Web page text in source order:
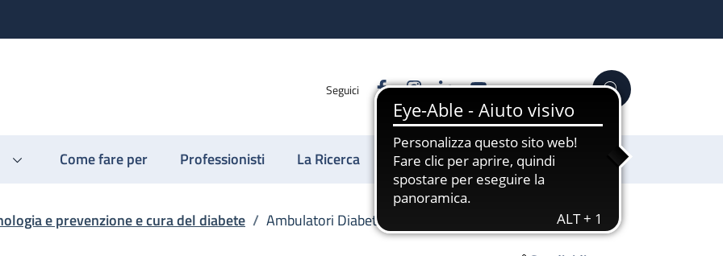
Seguici FacebookInstagram
LinkedinYouTube Cerca
Come fare per Professionisti La Ricerca Sostienici
e prevenzione e cura del diabete / Ambulatori Diabetologia